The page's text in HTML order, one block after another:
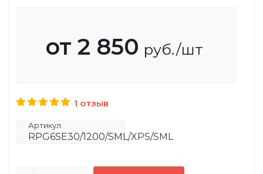
от 2 850 руб./шт
1 отзыв
Артикул
RPG6SE30/1200/SML/XPS/SML